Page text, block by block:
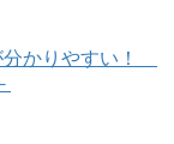
分かりやすい！